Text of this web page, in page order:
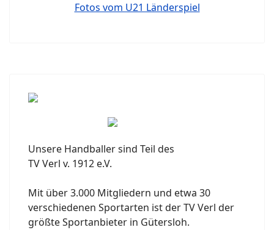
Fotos vom U21 Länderspiel
Unsere Handballer sind Teil des
TV Verl v. 1912 e.V.
Mit über 3.000 Mitgliedern und etwa 30
verschiedenen Sportarten ist der TV Verl der
größte Sportanbieter in Gütersloh.